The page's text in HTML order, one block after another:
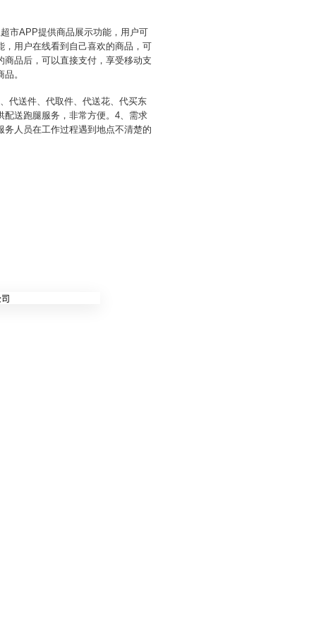
市APP提供商品展示功能，用户可
用户在线看到自己喜欢的商品，可
品后，可以直接支付，享受移动支
。
代送件、代取件、代送花、代买东
送跑腿服务，非常方便。4、需求
人员在工作过程遇到地点不清楚的